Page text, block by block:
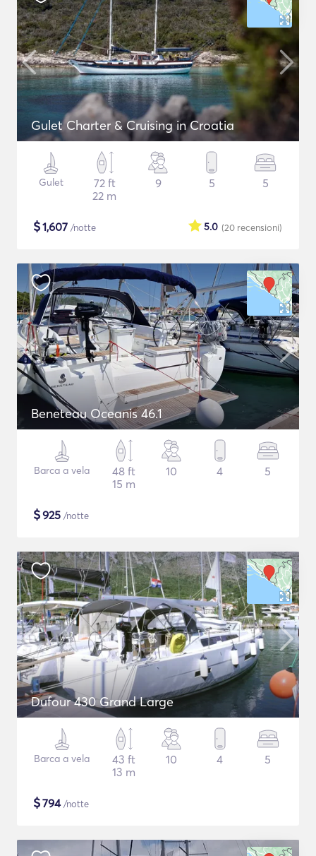
Gulet Charter & Cruising in Croatia
Gulet
72 ft
22 m
9 5 5
$1,607 /notte (20 recensioni)
5.0
Beneteau Oceanis 46.1
Barca a vela
48 ft
15 m
10 4 5
$925 /notte
Dufour 430 Grand Large
Barca a vela
43 ft
13 m
10 4 5
$794/notte